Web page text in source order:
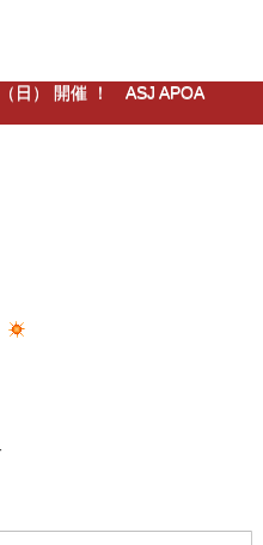
（日） 開催 ！ ASJ APOA